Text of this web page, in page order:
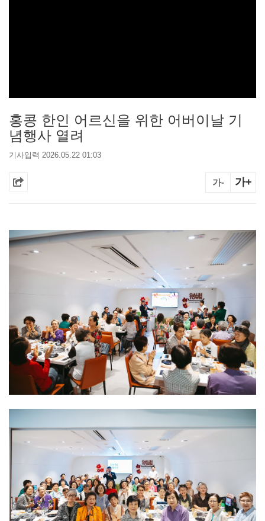
홍콩 한인 어르신을 위한 어버이날 기
념행사 열려
기사입력 2026.05.22 01:03
가- 가+